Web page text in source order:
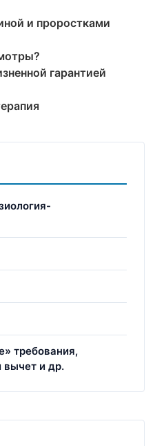
и проростками
гарантией
требования,
и др.